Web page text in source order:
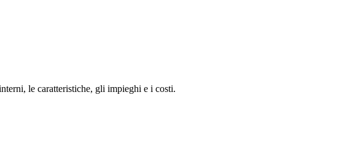
le caratteristiche, gli impieghi e i costi.